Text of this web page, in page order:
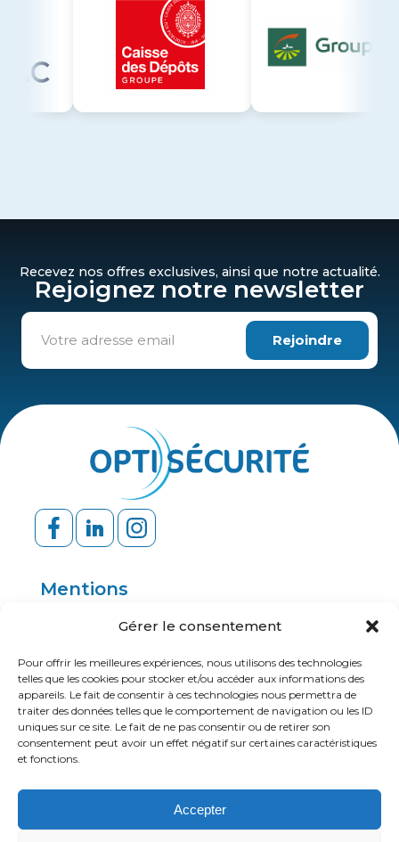
Gérer le consentement
Pour offrir les meilleures expériences, nous utilisons des technologies
telles que les cookies pour stocker et/ou accéder aux informations des
appareils. Le fait de consentir à ces technologies nous permettra de
traiter des données telles que le comportement de navigation ou les ID
uniques sur ce site. Le fait de ne pas consentir ou de retirer son
consentement peut avoir un effet négatif sur certaines caractéristiques
et fonctions.
Accepter
Recevez nos offres exclusives, ainsi que notre actualité.
Rejoignez notre newsletter
Mentions
Politique de confidentialité
Ressources
Application mobile
Portail client